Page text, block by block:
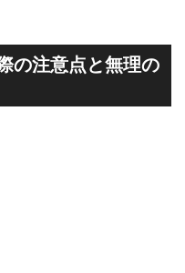
の注意点と無理の